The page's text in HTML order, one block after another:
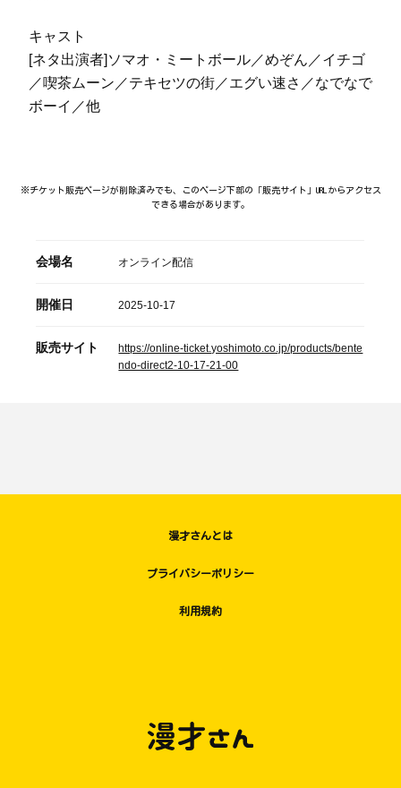
キャスト
[ネタ出演者]ソマオ・ミートボール／めぞん／イチゴ
／喫茶ムーン／テキセツの街／エグい速さ／なでなで
ボーイ／他
※チケット販売ページが削除済みでも、このページ下部の「販売サイト」URLからアクセス
できる場合があります。
会場名 オンライン配信
開催日 2025-10-17
販売サイト
https://online-ticket.yoshimoto.co.jp/products/bente
ndo-direct2-10-17-21-00
漫才さんとは
プライバシーポリシー
利用規約